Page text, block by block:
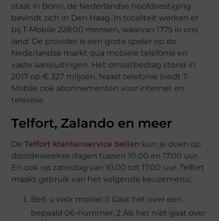
staat in Bonn, de Nederlandse hoofdvestiging
bevindt zich in Den Haag. In totaliteit werken er
bij T-Mobile 228.00 mensen, waarvan 1775 in ons
land. De provider is een grote speler op de
Nederlandse markt qua mobiele telefonie en
vaste aansluitingen. Het omzetbedrag stond in
2017 op € 327 miljoen. Naast telefonie biedt T-
Mobile ook abonnementen voor internet en
televisie.
Telfort, Zalando en meer
DeTelfort klantenservice bellen kun je doen op
doordeweekse dagen tussen 10.00 en 17.00 uur.
En ook op zaterdag van 10.00 tot 17.00 uur. Telfort
maakt gebruik van het volgende keuzemenu:
Belt u voor mobiel (1 Gaat het over een
bepaald 06-nummer, 2 Als het niet gaat over